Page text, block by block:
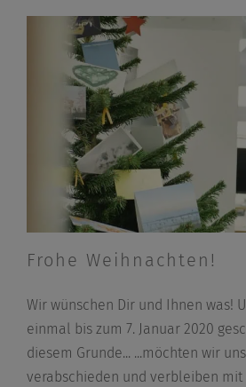
Frohe Weihnachten!
Wir wünschen Dir und Ihnen was!
einmal bis zum 7. Januar 2020
diesem Grunde... ...möchten wir
verabschieden und verbleiben mit